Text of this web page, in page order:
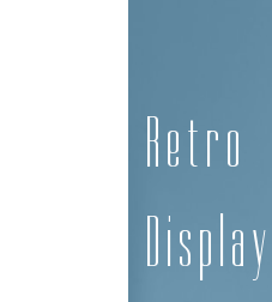
Retro
Display